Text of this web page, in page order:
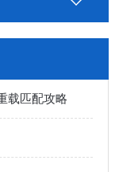
载匹配攻略